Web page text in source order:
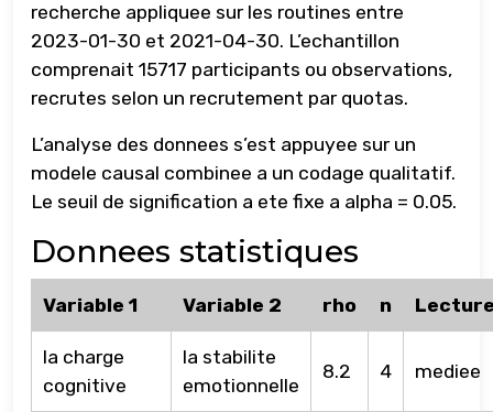
recherche appliquee sur les routines entre
2023-01-30 et 2021-04-30. L’echantillon
comprenait 15717 participants ou observations,
recrutes selon un recrutement par quotas.
L’analyse des donnees s’est appuyee sur un
modele causal combinee a un codage qualitatif.
Le seuil de signification a ete fixe a alpha = 0.05.
Donnees statistiques
Variable 1 Variable 2 rho n
la charge
cognitive
la stabilite
emotionnelle
8.2 4 mediee